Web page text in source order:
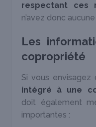
respectant ces
n’avez donc
Les
copropriété
Si vous envisagez
intégré à une
doit également
importantes :